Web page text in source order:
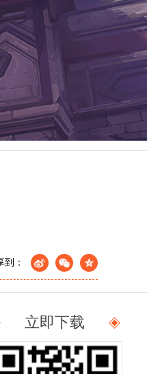
到：
根据维护情况提前或
立即下载